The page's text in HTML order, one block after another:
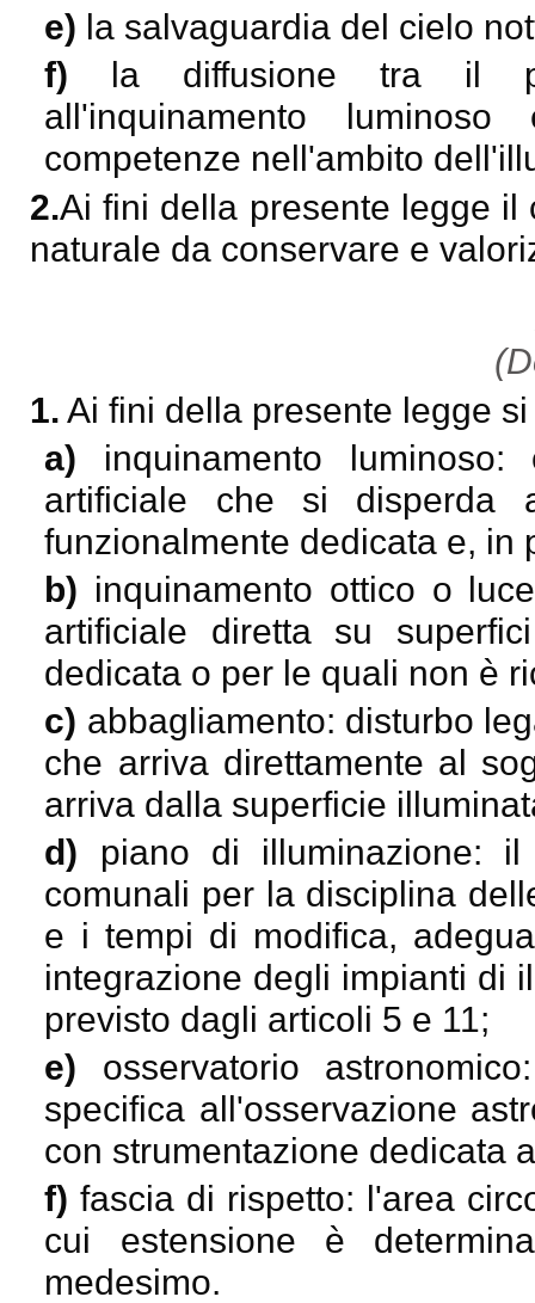
e) la salvaguardia del cielo
f) la diffusione tra il
all'inquinamento
competenze nell'ambito
2.Ai fini della presente legge il
naturale da conservare e
1. Ai fini della presente legge
a) inquinamento
artificiale che si
funzionalmente dedicata e, in
b) inquinamento ottico o
artificiale diretta su
dedicata o per le quali non è
c) abbagliamento: disturbo
che arriva direttamente al
arriva dalla superficie
d) piano di illuminazione:
comunali per la disciplina
e i tempi di modifica,
integrazione degli impianti di
previsto dagli articoli 5 e 11;
e) osservatorio
specifica all'osservazione
con strumentazione dedicata
f)fascia di rispetto: l'area
cui estensione è
medesimo.